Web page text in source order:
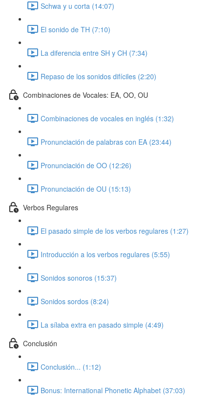
Schwa y u corta (14:07)
El sonido de TH (7:10)
La diferencia entre SH y CH (7:34)
Repaso de los sonidos difíciles (2:20)
Combinaciones de Vocales: EA, OO, OU
Combinaciones de vocales en inglés (1:32)
Pronunciación de palabras con EA (23:44)
Pronunciación de OO (12:26)
Pronunciación de OU (15:13)
Verbos Regulares
El pasado simple de los verbos regulares (1:27)
Introducción a los verbos regulares (5:55)
Sonidos sonoros (15:37)
Sonidos sordos (8:24)
La sílaba extra en pasado simple (4:49)
Conclusión
Conclusión... (1:12)
Bonus: International Phonetic Alphabet (37:03)